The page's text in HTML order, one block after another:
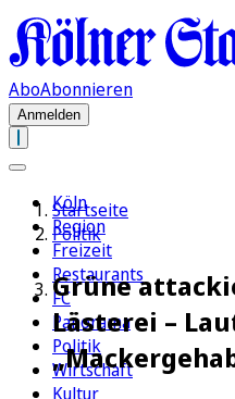
AboAbonnieren
Anmelden
Köln
Region
Freizeit
Restaurants
FC
Panorama
Politik
Wirtschaft
Kultur
Startseite
Politik
Grüne
Lästerei –